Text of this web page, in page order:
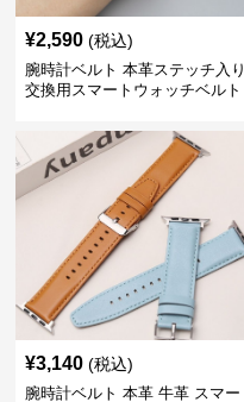
¥2,590 (税込)
腕時計ベルト 本革ステッチ入り
交換用スマートウォッチベルト
¥3,140 (税込)
腕時計ベルト 本革 牛革 スマー